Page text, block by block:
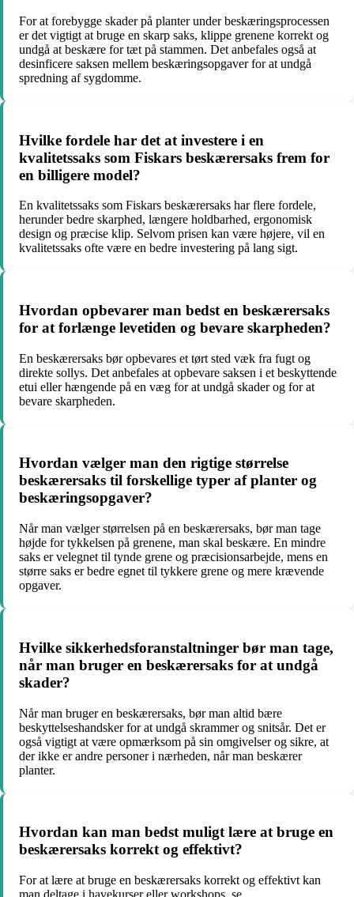
For at forebygge skader på planter under beskæringsprocessen
er det vigtigt at bruge en skarp saks, klippe grenene korrekt og
undgå at beskære for tæt på stammen. Det anbefales også at
desinficere saksen mellem beskæringsopgaver for at undgå
spredning af sygdomme.
Hvilke fordele har det at investere i en
kvalitetssaks som Fiskars beskærersaks frem for
en billigere model?
En kvalitetssaks som Fiskars beskærersaks har flere fordele,
herunder bedre skarphed, længere holdbarhed, ergonomisk
design og præcise klip. Selvom prisen kan være højere, vil en
kvalitetssaks ofte være en bedre investering på lang sigt.
Hvordan opbevarer man bedst en beskærersaks
for at forlænge levetiden og bevare skarpheden?
En beskærersaks bør opbevares et tørt sted væk fra fugt og
direkte sollys. Det anbefales at opbevare saksen i et beskyttende
etui eller hængende på en væg for at undgå skader og for at
bevare skarpheden.
Hvordan vælger man den rigtige størrelse
beskærersaks til forskellige typer af planter og
beskæringsopgaver?
Når man vælger størrelsen på en beskærersaks, bør man tage
højde for tykkelsen på grenene, man skal beskære. En mindre
saks er velegnet til tynde grene og præcisionsarbejde, mens en
større saks er bedre egnet til tykkere grene og mere krævende
opgaver.
Hvilke sikkerhedsforanstaltninger bør man tage,
når man bruger en beskærersaks for at undgå
skader?
Når man bruger en beskærersaks, bør man altid bære
beskyttelseshandsker for at undgå skrammer og snitsår. Det er
også vigtigt at være opmærksom på sin omgivelser og sikre, at
der ikke er andre personer i nærheden, når man beskærer
planter.
Hvordan kan man bedst muligt lære at bruge en
beskærersaks korrekt og effektivt?
For at lære at bruge en beskærersaks korrekt og effektivt kan
man deltage i havekurser eller workshops, se